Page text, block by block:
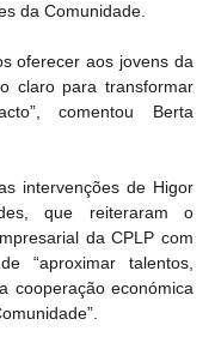
da Comunidade.
oferecer aos jovens da
claro para transformar
comentou Berta
intervenções de Higor
que reiteraram o
da CPLP com
“aproximar talentos,
cooperação económica